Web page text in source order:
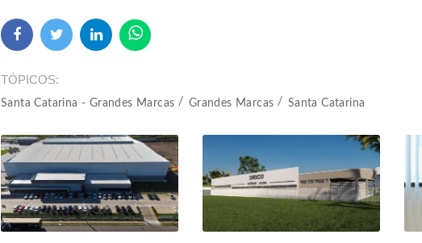
TÓPICOS
Santa Catarina - Grandes Marcas Grandes Marcas Santa Catarina